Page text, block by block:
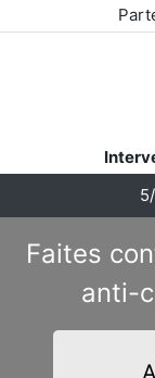
Faites
anti-